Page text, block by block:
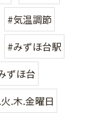
#気温調節
#みずほ台駅
ずほ台
.木.金曜日